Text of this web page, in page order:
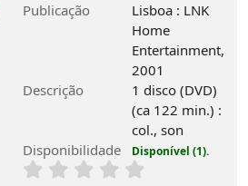
Publicação
Lisboa : LNK
Home
Entertainment,
2001
Descrição
1 disco (DVD)
(ca 122 min.) :
col., son
Disponibilidade
Disponível (1).